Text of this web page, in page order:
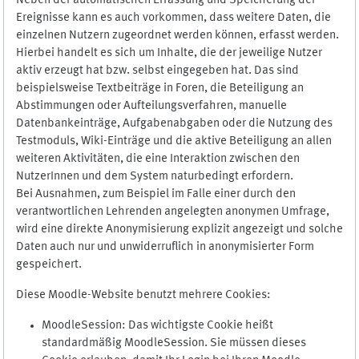
Ereignisse kann es auch vorkommen, dass weitere Daten, die
einzelnen Nutzern zugeordnet werden können, erfasst werden.
Hierbei handelt es sich um Inhalte, die der jeweilige Nutzer
aktiv erzeugt hat bzw. selbst eingegeben hat. Das sind
beispielsweise Textbeiträge in Foren, die Beteiligung an
Abstimmungen oder Aufteilungsverfahren, manuelle
Datenbankeinträge, Aufgabenabgaben oder die Nutzung des
Testmoduls, Wiki-Einträge und die aktive Beteiligung an allen
weiteren Aktivitäten, die eine Interaktion zwischen den
NutzerInnen und dem System naturbedingt erfordern.
Bei Ausnahmen, zum Beispiel im Falle einer durch den
verantwortlichen Lehrenden angelegten anonymen Umfrage,
wird eine direkte Anonymisierung explizit angezeigt und solche
Daten auch nur und unwiderruflich in anonymisierter Form
gespeichert.
Diese Moodle-Website benutzt mehrere Cookies:
MoodleSession: Das wichtigste Cookie heißt
standardmäßig MoodleSession. Sie müssen dieses